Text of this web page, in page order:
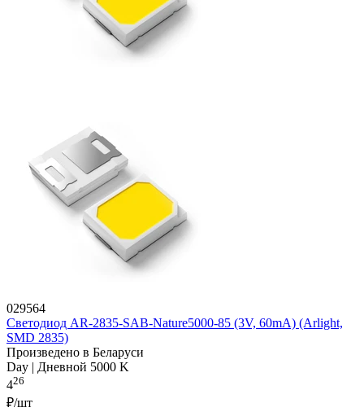
029564
Светодиод AR-2835-SAB-Nature5000-85 (3V, 60mA) (Arlight,
SMD 2835)
Произведено в Беларуси
Day | Дневной 5000 K
426
₽/шт